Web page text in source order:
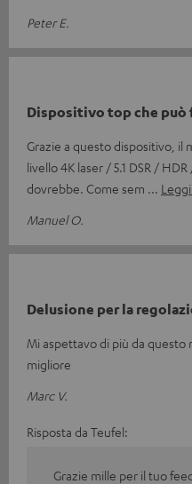
Peter E.
Dispositivo top che
Grazie a questo dispositivo, il
livello 4K laser / 5.1 DSR /
dovrebbe. Come sem
Manuel O.
Delusione per la
Mi aspettavo di più da
migliore
Marc V.
Risposta da Teufel:
Grazie mille per il tuo